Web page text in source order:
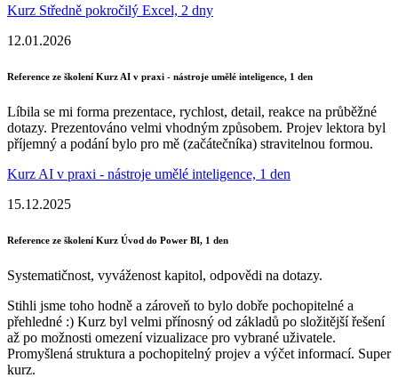
Kurz Středně pokročilý Excel, 2 dny
12.01.2026
Reference ze školení Kurz AI v praxi - nástroje umělé inteligence, 1 den
Líbila se mi forma prezentace, rychlost, detail, reakce na průběžné
dotazy. Prezentováno velmi vhodným způsobem. Projev lektora byl
příjemný a podání bylo pro mě (začátečníka) stravitelnou formou.
Kurz AI v praxi - nástroje umělé inteligence, 1 den
15.12.2025
Reference ze školení Kurz Úvod do Power BI, 1 den
Systematičnost, vyváženost kapitol, odpovědi na dotazy.
Stihli jsme toho hodně a zároveň to bylo dobře pochopitelné a
přehledné :) Kurz byl velmi přínosný od základů po složitější řešení
až po možnosti omezení vizualizace pro vybrané uživatele.
Promyšlená struktura a pochopitelný projev a výčet informací. Super
kurz.